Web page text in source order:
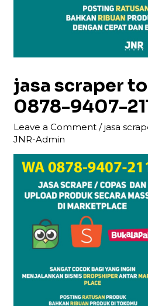
jasa scraper
0878-9407-
Leave a Comment /jasa
JNR-Admin